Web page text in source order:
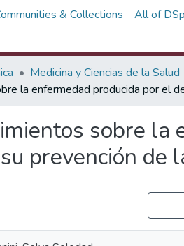
& Collections All of
Medicina y Ciencias de la Salud
la enfermedad producida por el
sobre la
prevención de